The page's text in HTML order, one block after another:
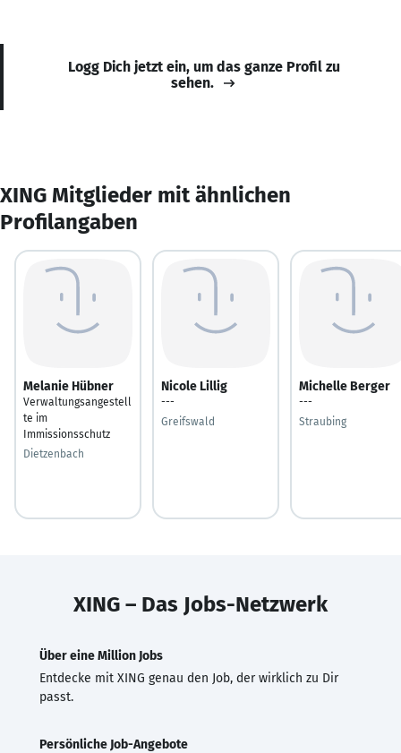
Logg Dich jetzt ein, um das ganze Profil zu
sehen.
XING Mitglieder mit ähnlichen
Profilangaben
Melanie Hübner
Verwaltungsangestell
te im
Immissionsschutz
Dietzenbach
Nicole Lillig
---
Greifswald
Michelle Berger
---
Straubing
XING – Das Jobs-Netzwerk
Über eine Million Jobs
Entdecke mit XING genau den Job, der wirklich zu Dir
passt.
Persönliche Job-Angebote